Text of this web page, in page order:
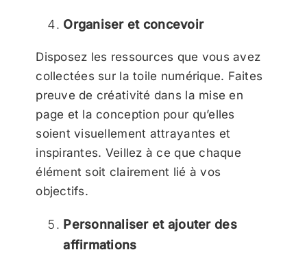
Organiser et concevoir
Disposez les ressources que vous avez
collectées sur la toile numérique. Faites
preuve de créativité dans la mise en
page et la conception pour qu’elles
soient visuellement attrayantes et
inspirantes. Veillez à ce que chaque
élément soit clairement lié à vos
objectifs.
Personnaliser et ajouter des
affirmations